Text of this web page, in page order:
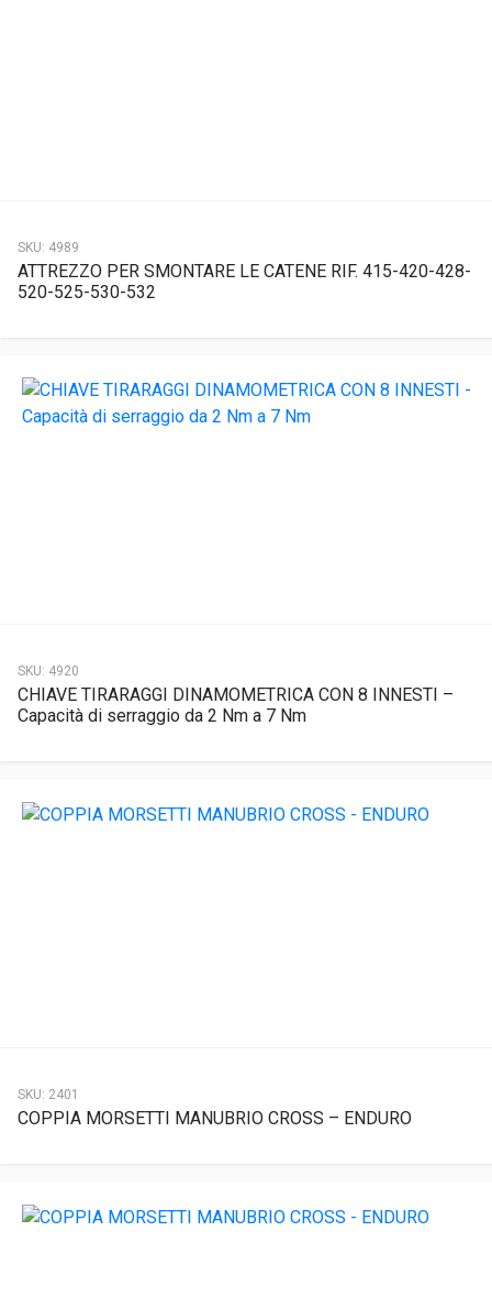
SKU: 4989
ATTREZZO PER SMONTARE LE CATENE RIF. 415-420-428-
520-525-530-532
SKU: 4920
CHIAVE TIRARAGGI DINAMOMETRICA CON 8 INNESTI –
Capacità di serraggio da 2 Nm a 7 Nm
SKU: 2401
COPPIA MORSETTI MANUBRIO CROSS – ENDURO